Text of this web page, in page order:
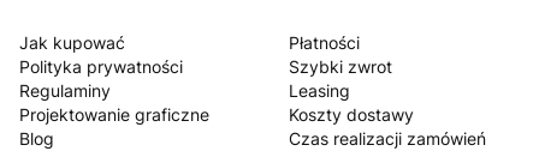
Jak kupować
Polityka prywatności
Regulaminy
Projektowanie graficzne
Blog
Płatności
Szybki zwrot
Leasing
Koszty dostawy
Czas realizacji zamówień